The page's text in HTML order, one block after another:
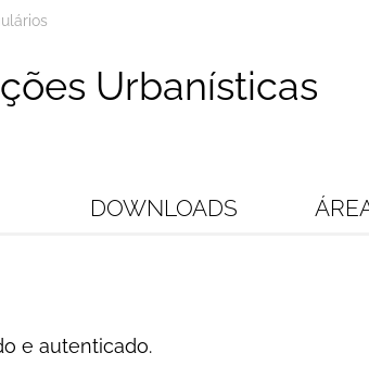
Urbanísticas
DOWNLOADS
e autenticado.